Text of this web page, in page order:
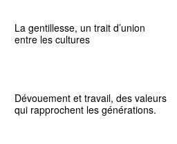
La gentillesse, un trait d’union
entre les cultures
Dévouement et travail, des valeurs
qui rapprochent les générations.